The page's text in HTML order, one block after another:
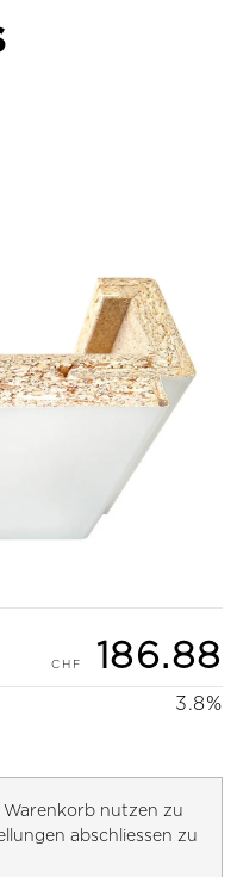
186.88
3.8%
Warenkorb nutzen zu
abschliessen zu